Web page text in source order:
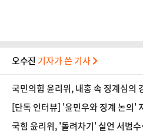
오수진 기자가 쓴 기사
국민의힘 윤리위, 내홍 속 징계심
소리
[단독 인터뷰] '윤민우와 징계 논의'
부와 논의 잘못된 행위"
국힘 윤리위, '돌려차기' 실언 서범수